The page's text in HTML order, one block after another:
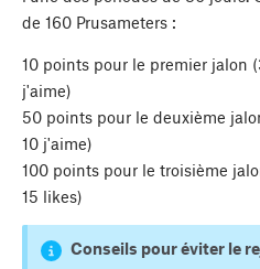
de 160 Prusameters :
10 points pour le premier jalon
j'aime)
50 points pour le deuxième
10 j'aime)
100 points pour le troisième
15 likes)
Conseils pour éviter le